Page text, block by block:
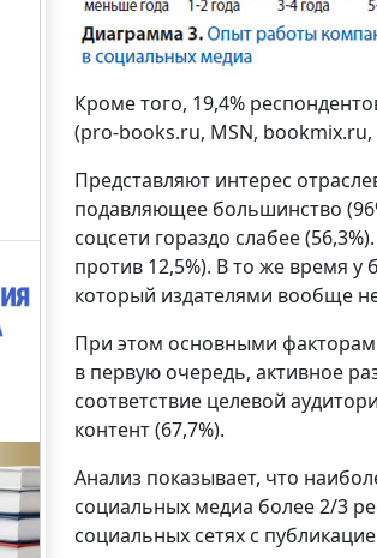
Кроме того, 19,4%
(pro-books.ru, MSN,
Представляют интерес
подавляющее большинство
соцсети гораздо слабее
против 12,5%). В то же время
который издателями вообще
При этом основными
в первую очередь, активное
соответствие целевой
контент (67,7%).
Анализ показывает, что
социальных медиа более 2/3
социальных сетях с